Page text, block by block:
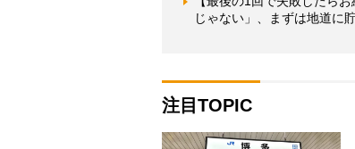
じゃない」、まずは地道に
注目TOPIC